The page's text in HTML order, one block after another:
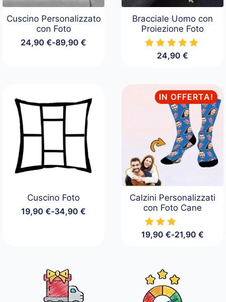
Cuscino Personalizzato
con Foto
24,90€-89,90€
Fascia
89,90 €
Bracciale Uomo con
Proiezione Foto
24,90 €
Cuscino Foto
19,90€-34,90€
Fascia
34,90 €
IN OFFERTA!
Calzini Personalizzati
con Foto Cane
19,90 €-21,90 €
Fascia
19,90 €
a
21,90 €